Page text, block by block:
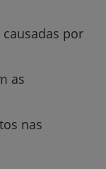
por
as
nas